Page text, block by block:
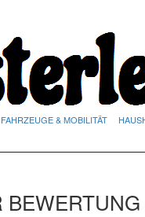
FAHRZEUGE & MOBILITÄT